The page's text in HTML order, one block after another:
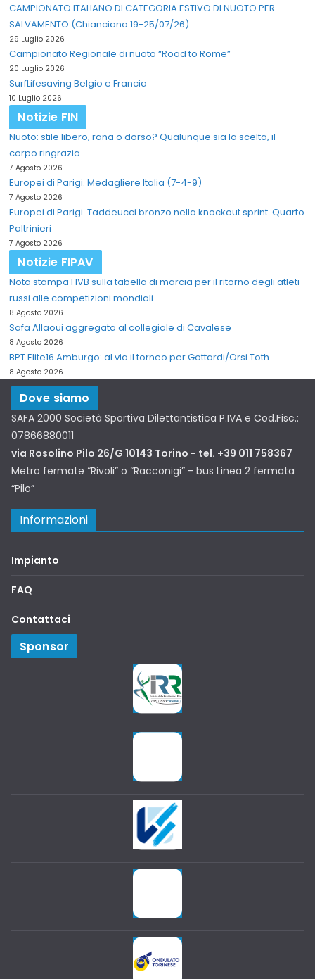
CAMPIONATO ITALIANO DI CATEGORIA ESTIVO DI NUOTO PER
SALVAMENTO (Chianciano 19-25/07/26)
29 Luglio 2026
Campionato Regionale di nuoto “Road to Rome”
20 Luglio 2026
SurfLifesaving Belgio e Francia
10 Luglio 2026
Notizie FIN
Nuoto: stile libero, rana o dorso? Qualunque sia la scelta, il
corpo ringrazia
7 Agosto 2026
Europei di Parigi. Medagliere Italia (7-4-9)
7 Agosto 2026
Europei di Parigi. Taddeucci bronzo nella knockout sprint. Quarto
Paltrinieri
7 Agosto 2026
Notizie FIPAV
Nota stampa FIVB sulla tabella di marcia per il ritorno degli atleti
russi alle competizioni mondiali
8 Agosto 2026
Safa Allaoui aggregata al collegiale di Cavalese
8 Agosto 2026
BPT Elite16 Amburgo: al via il torneo per Gottardi/Orsi Toth
8 Agosto 2026
Dove siamo
SAFA 2000 Società Sportiva Dilettantistica P.IVA e Cod.Fisc.:
07866880011
via Rosolino Pilo 26/G 10143 Torino - tel. +39 011 758367
Metro fermate “Rivoli” o “Racconigi” - bus Linea 2 fermata
“Pilo”
Informazioni
Impianto
FAQ
Contattaci
Sponsor